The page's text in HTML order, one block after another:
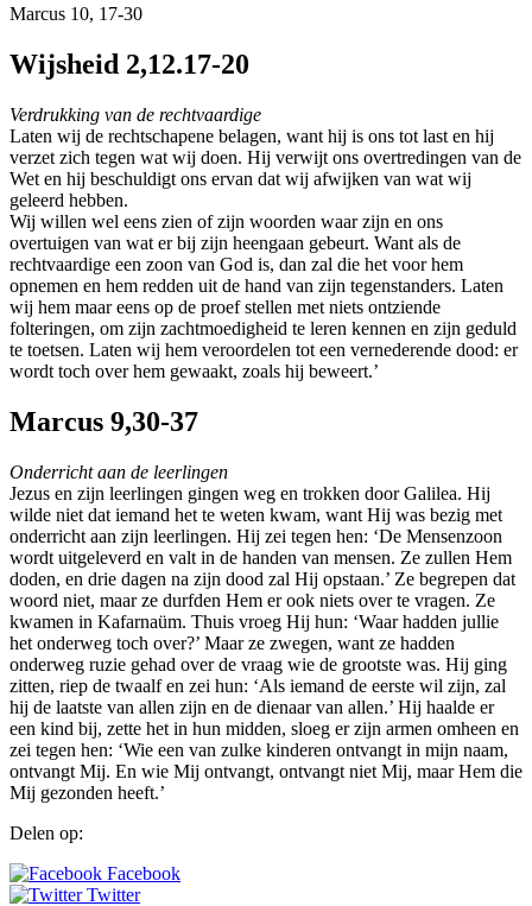
Marcus 10, 17-30
Wijsheid 2,12.17-20
Verdrukking van de rechtvaardige
Laten wij de rechtschapene belagen, want hij is ons tot last en hij
verzet zich tegen wat wij doen. Hij verwijt ons overtredingen van de
Wet en hij beschuldigt ons ervan dat wij afwijken van wat wij
geleerd hebben.
Wij willen wel eens zien of zijn woorden waar zijn en ons
overtuigen van wat er bij zijn heengaan gebeurt. Want als de
rechtvaardige een zoon van God is, dan zal die het voor hem
opnemen en hem redden uit de hand van zijn tegenstanders. Laten
wij hem maar eens op de proef stellen met niets ontziende
folteringen, om zijn zachtmoedigheid te leren kennen en zijn geduld
te toetsen. Laten wij hem veroordelen tot een vernederende dood: er
wordt toch over hem gewaakt, zoals hij beweert.’
Marcus 9,30-37
Onderricht aan de leerlingen
Jezus en zijn leerlingen gingen weg en trokken door Galilea. Hij
wilde niet dat iemand het te weten kwam, want Hij was bezig met
onderricht aan zijn leerlingen. Hij zei tegen hen: ‘De Mensenzoon
wordt uitgeleverd en valt in de handen van mensen. Ze zullen Hem
doden, en drie dagen na zijn dood zal Hij opstaan.’ Ze begrepen dat
woord niet, maar ze durfden Hem er ook niets over te vragen. Ze
kwamen in Kafarnaüm. Thuis vroeg Hij hun: ‘Waar hadden jullie
het onderweg toch over?’ Maar ze zwegen, want ze hadden
onderweg ruzie gehad over de vraag wie de grootste was. Hij ging
zitten, riep de twaalf en zei hun: ‘Als iemand de eerste wil zijn, zal
hij de laatste van allen zijn en de dienaar van allen.’ Hij haalde er
een kind bij, zette het in hun midden, sloeg er zijn armen omheen en
zei tegen hen: ‘Wie een van zulke kinderen ontvangt in mijn naam,
ontvangt Mij. En wie Mij ontvangt, ontvangt niet Mij, maar Hem die
Mij gezonden heeft.’
Delen op:
Facebook
Twitter